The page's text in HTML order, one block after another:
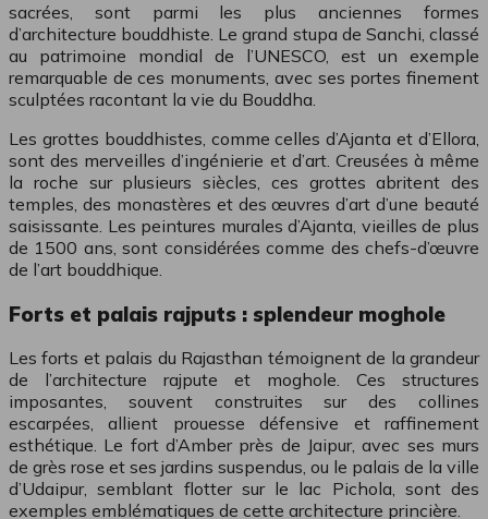
sacrées, sont parmi les plus anciennes formes
d’architecture bouddhiste. Le grand stupa de Sanchi, classé
au patrimoine mondial de l’UNESCO, est un exemple
remarquable de ces monuments, avec ses portes finement
sculptées racontant la vie du Bouddha.
Les grottes bouddhistes, comme celles d’Ajanta et d’Ellora,
sont des merveilles d’ingénierie et d’art. Creusées à même
la roche sur plusieurs siècles, ces grottes abritent des
temples, des monastères et des œuvres d’art d’une beauté
saisissante. Les peintures murales d’Ajanta, vieilles de plus
de 1500 ans, sont considérées comme des chefs-d’œuvre
de l’art bouddhique.
Forts et palais rajputs : splendeur moghole
Les forts et palais du Rajasthan témoignent de la grandeur
de l’architecture rajpute et moghole. Ces structures
imposantes, souvent construites sur des collines
escarpées, allient prouesse défensive et raffinement
esthétique. Le fort d’Amber près de Jaipur, avec ses murs
de grès rose et ses jardins suspendus, ou le palais de la ville
d’Udaipur, semblant flotter sur le lac Pichola, sont des
exemples emblématiques de cette architecture princière.